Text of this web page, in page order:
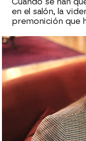
Cuando se han
en el salón, la
premonición que
“No tengo a
en los brazos
Eire